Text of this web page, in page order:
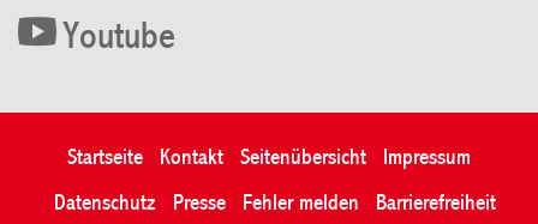
Youtube
Startseite Kontakt Seitenübersicht
Impressum
Datenschutz
Presse Fehler melden
Barrierefreiheit